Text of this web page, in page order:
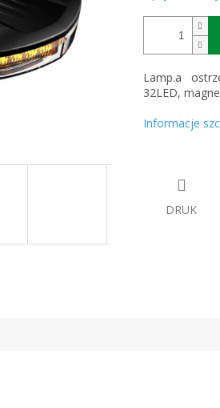
Lamp.a
32LED,
Informacje
DRUK